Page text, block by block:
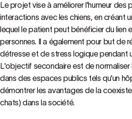
Le projet vise à améliorer l'humeur des
interactions avec les chiens, en créant
lequel le patient peut bénéficier du lien
personnes. Il a également pour but de
détresse et de stress logique pendant
L'objectif secondaire est de normaliser
dans des espaces publics tels qu'un
démontrer les avantages de la
chats) dans la société.